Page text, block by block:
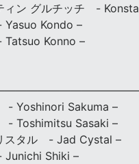
ィン グルチッチ -
Kondo –
Konno –
- Yoshinori Sakuma –
- Toshimitsu Sasaki –
スタル - Jad Cystal –
Shiki –